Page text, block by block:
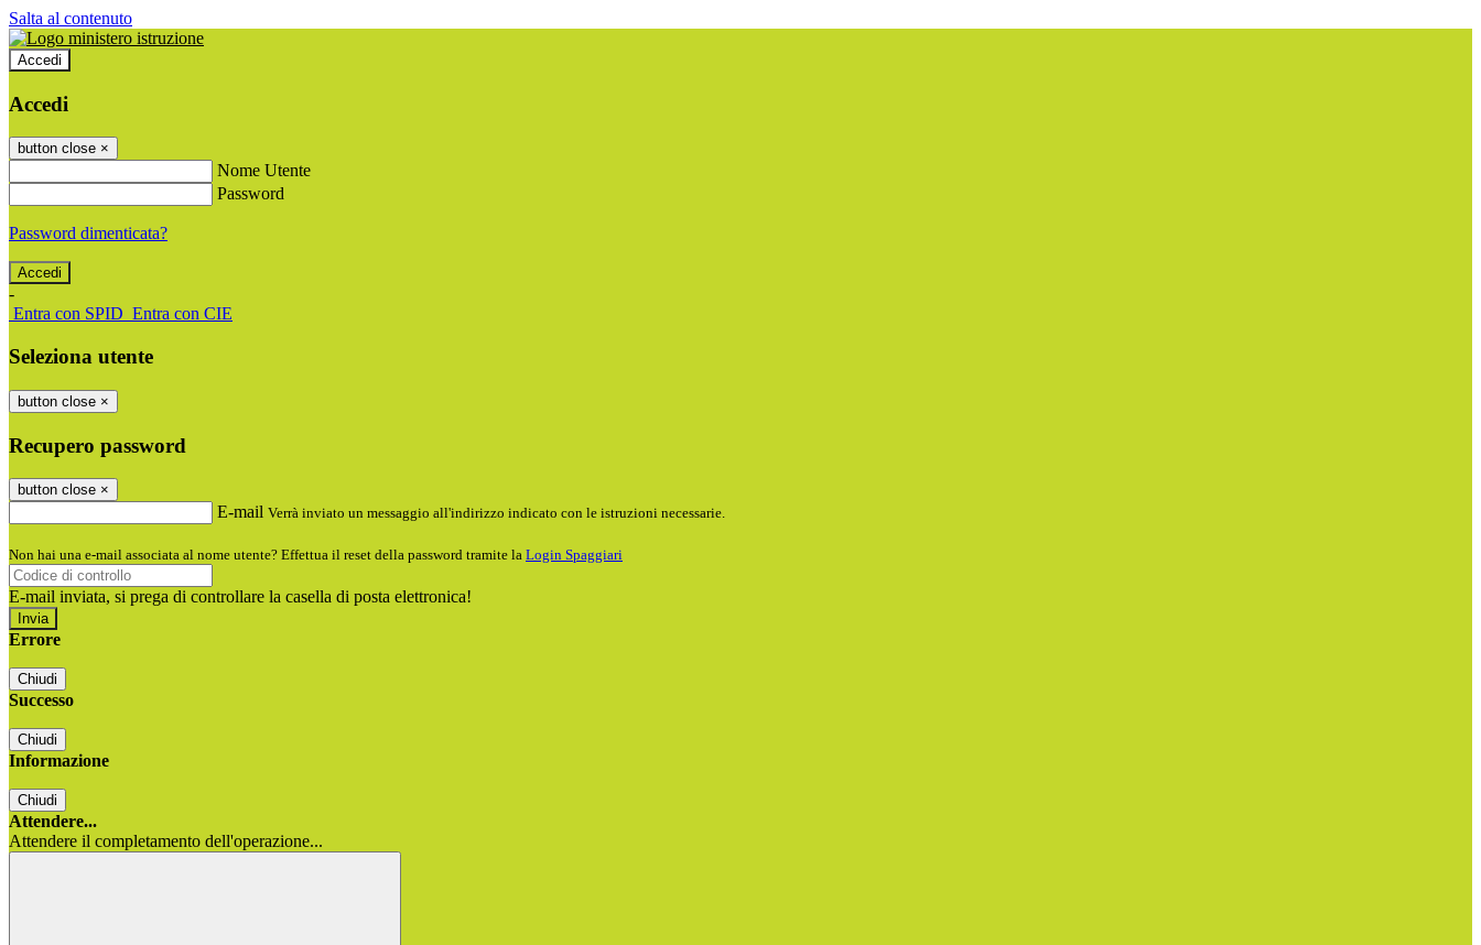
Salta al contenuto
Accedi
Accedi
button close ×
Nome Utente
Password
Password dimenticata?
-
Entra con SPID Entra con CIE
Seleziona utente
button close ×
Recupero password
button close ×
E-mail Verrà inviato un messaggio all'indirizzo indicato con le istruzioni necessarie.
Non hai una e-mail associata al nome utente? Effettua il reset della password tramite la Login Spaggiari
E-mail inviata, si prega di controllare la casella di posta elettronica!
Errore
Chiudi
Successo
Chiudi
Informazione
Chiudi
Attendere...
Attendere il completamento dell'operazione...